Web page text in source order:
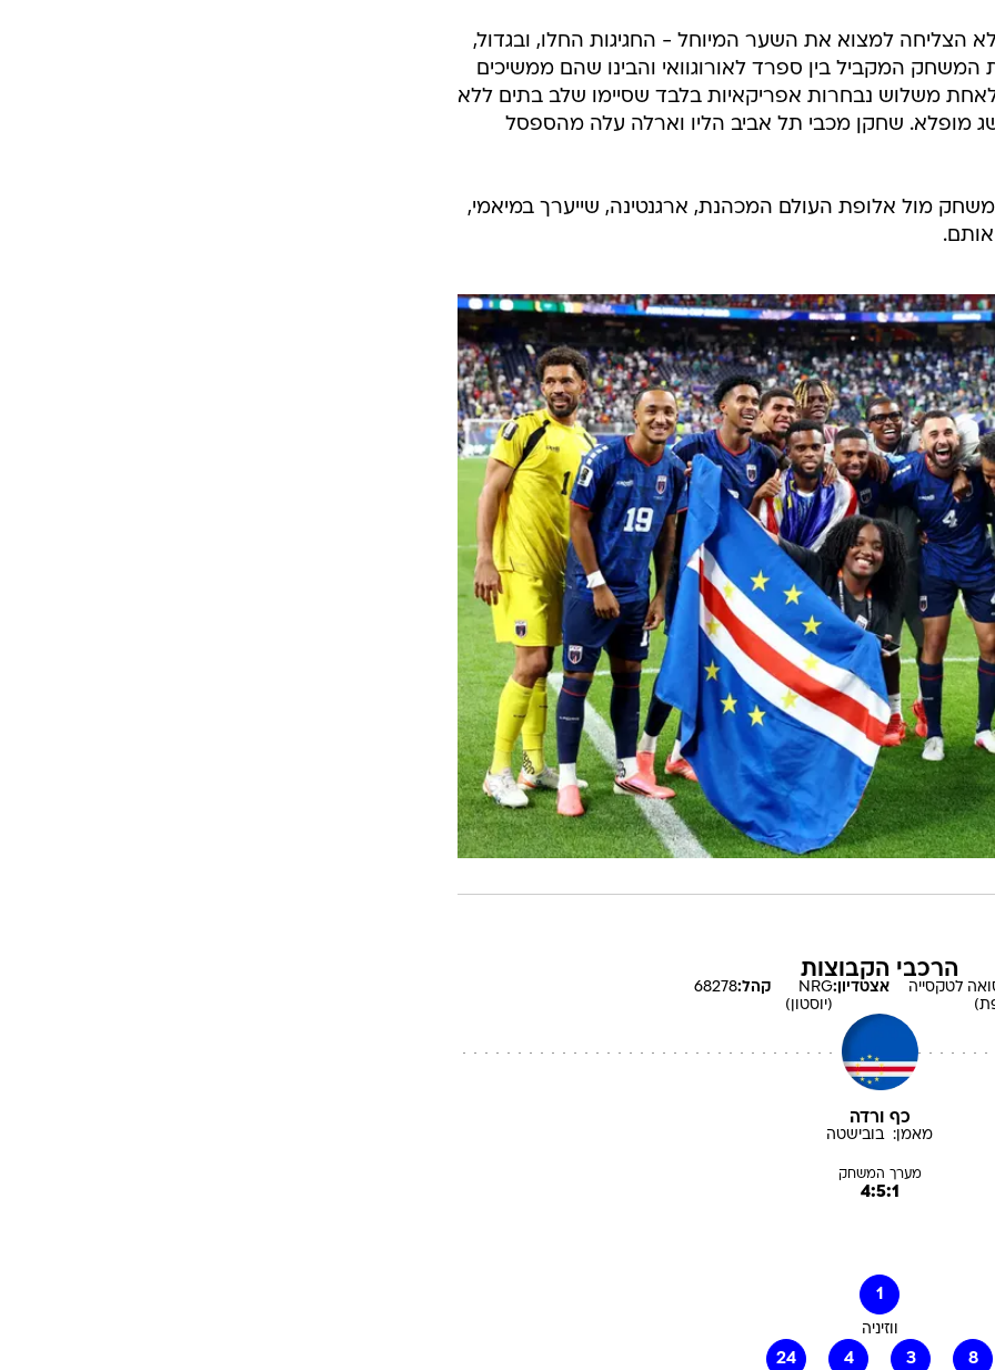
הצליחה למצוא את השער המיוחל - החגיגות החלו, ובגדול,
המקביל בין ספרד לאורוגוואי והבינו שהם ממשיכים
הופך אותם לאחת משלוש נבחרות אפריקאיות בלבד שסיימו שלב בתים ללא
מופלא. שחקן מכבי תל אביב הליו וארלה עלה מהספסל
מול אלופת העולם המכהנת, ארגנטינה, שייערך במיאמי,
הרכבי הקבוצות
לטקסייה
אצטדיון:NRG
(יוסטון)
קהל:68278
כף ורדה
מאמן: בובישטה
מערך המשחק
4:5:1
1
ווזיניה
24 4 3 8